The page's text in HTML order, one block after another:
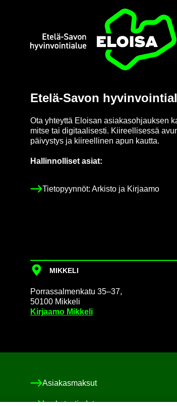
Etusi­vu
Etelä-​Savon
Ota yh­teyt­tä Eloi­san asia­kas­oh­jauk­sen
mit­se tai di­gi­taa­li­ses­ti. Kii­reel­li­ses­sä
päi­vys­tys ja kii­reel­li­nen apun kaut­ta.
Hal­lin­nol­li­set asiat:
Tie­to­pyyn­nöt: Ar­kis­to ja Kir­jaa­mo
MIK­KE­LI
Por­ras­sal­men­ka­tu 35–37,
50100 Mik­ke­li
Kir­jaa­mo Mik­ke­li
Asia­kas­mak­sut
Las­ku­tus­tie­dot